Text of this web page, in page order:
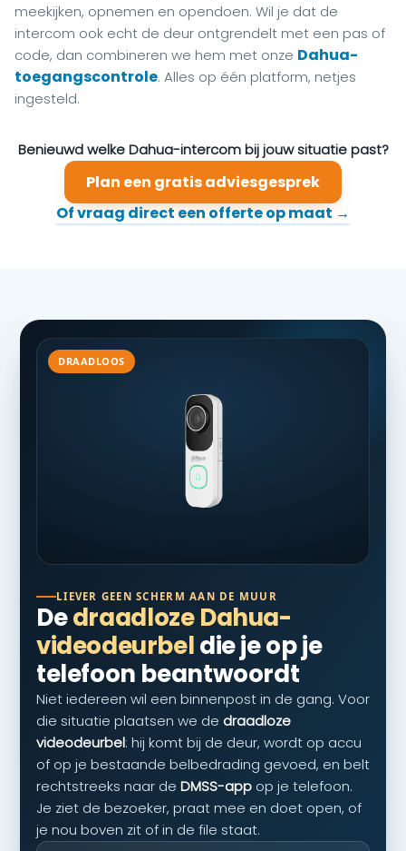
meekijken, opnemen en opendoen. Wil je dat de
intercom ook echt de deur ontgrendelt met een pas of
code, dan combineren we hem met onze Dahua-
toegangscontrole. Alles op één platform, netjes
ingesteld.
Benieuwd welke Dahua-intercom bij jouw situatie past?
Plan een gratis adviesgesprek
Of vraag direct een offerte op maat →
DRAADLOOS
LIEVER GEEN SCHERM AAN DE MUUR
Dedraadloze Dahua-
videodeurbeldie je op je
telefoon beantwoordt
Niet iedereen wil een binnenpost in de gang. Voor
die situatie plaatsen we de draadloze
videodeurbel: hij komt bij de deur, wordt op accu
of op je bestaande belbedrading gevoed, en belt
rechtstreeks naar de DMSS-app op je telefoon.
Je ziet de bezoeker, praat mee en doet open, of
je nou boven zit of in de file staat.